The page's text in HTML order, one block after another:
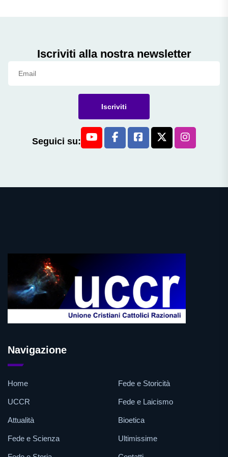
Iscriviti alla nostra newsletter
Iscriviti
Seguici su:
Navigazione
Home
UCCR
Attualità
Fede e Scienza
Fede e Storicità
Fede e Laicismo
Bioetica
Ultimissime